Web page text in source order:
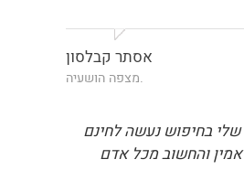
אסתר קבלסון
.מצפה הושעיה
בחיפוש נעשה לחינם
והחשוב מכל אדם